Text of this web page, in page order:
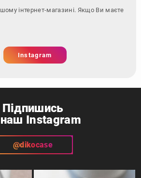
інтернет-магазині. Якщо Ви маєте
Instagram
Підпишись
Instagram
@dikocase